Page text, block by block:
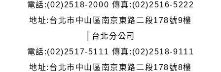
電話:(02)2518-2000 傳真:(02)2516-5222
地址:台北市中山區南京東路二段178號9樓
│台北分公司
電話:(02)2517-5111 傳真:(02)2518-9111
地址:台北市中山區南京東路二段178號8樓